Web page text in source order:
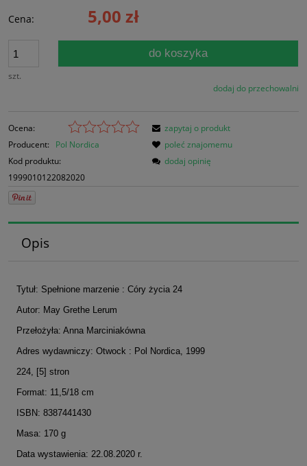
Cena: 5,00 zł
szt.
do koszyka
dodaj do przechowalni
Ocena:
Producent:
Pol Nordica
Kod produktu:
1999010122082020
zapytaj o produkt
poleć znajomemu
dodaj opinię
Opis
Tytuł: Spełnione marzenie : Córy życia 24
Autor: May Grethe Lerum
Przełożyła: Anna Marciniakówna
Adres wydawniczy: Otwock : Pol Nordica, 1999
224, [5] stron
Format: 11,5/18 cm
ISBN: 8387441430
Masa: 170 g
Data wystawienia: 22.08.2020 r.